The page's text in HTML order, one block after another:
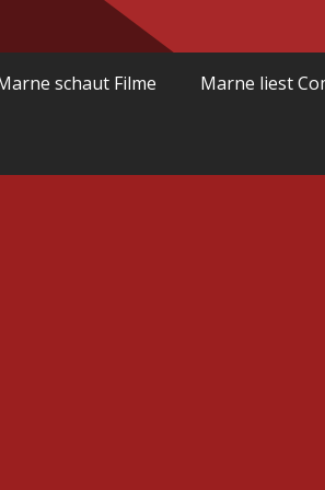
schaut Filme Marne liest